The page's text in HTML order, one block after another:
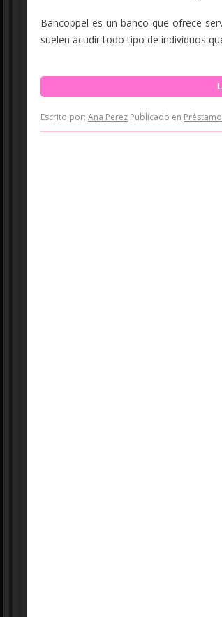
Bancoppel es un banco que ofrece
suelen acudir todo tipo de individuos
Escrito por: Ana Perez Publicado en